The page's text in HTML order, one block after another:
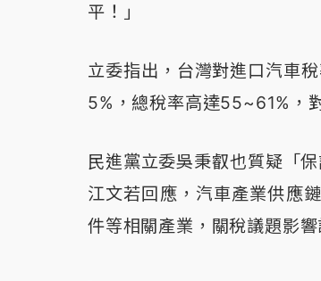
平！」
立委指出，台灣對進口汽車
5%，總稅率高達55~61%，
民進黨立委吳秉叡也質疑「
江文若回應，汽車產業供應
件等相關產業，關稅議題影響